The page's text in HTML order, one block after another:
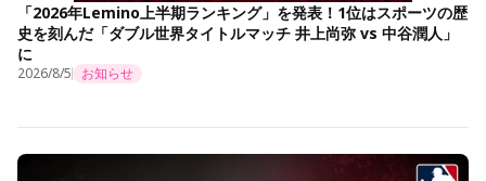
「2026年Lemino上半期ランキング」を発表！1位はスポーツの歴
史を刻んだ「ダブル世界タイトルマッチ 井上尚弥 vs 中谷潤人」
に
2026/8/5 お知らせ